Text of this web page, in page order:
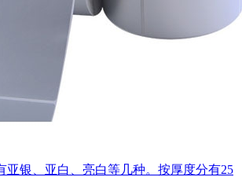
、亚白、亮白等几种。按厚度分有25